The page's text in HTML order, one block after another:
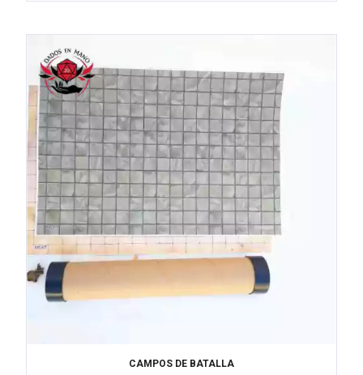
CAMPOS DE BATALLA